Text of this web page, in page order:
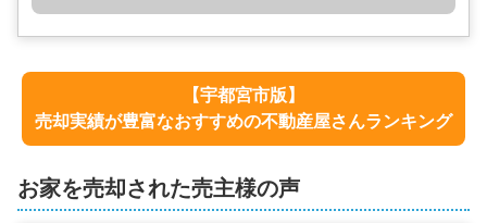
【宇都宮市版】
売却実績が豊富なおすすめの不動産屋さんランキング
お家を売却された売主様の声